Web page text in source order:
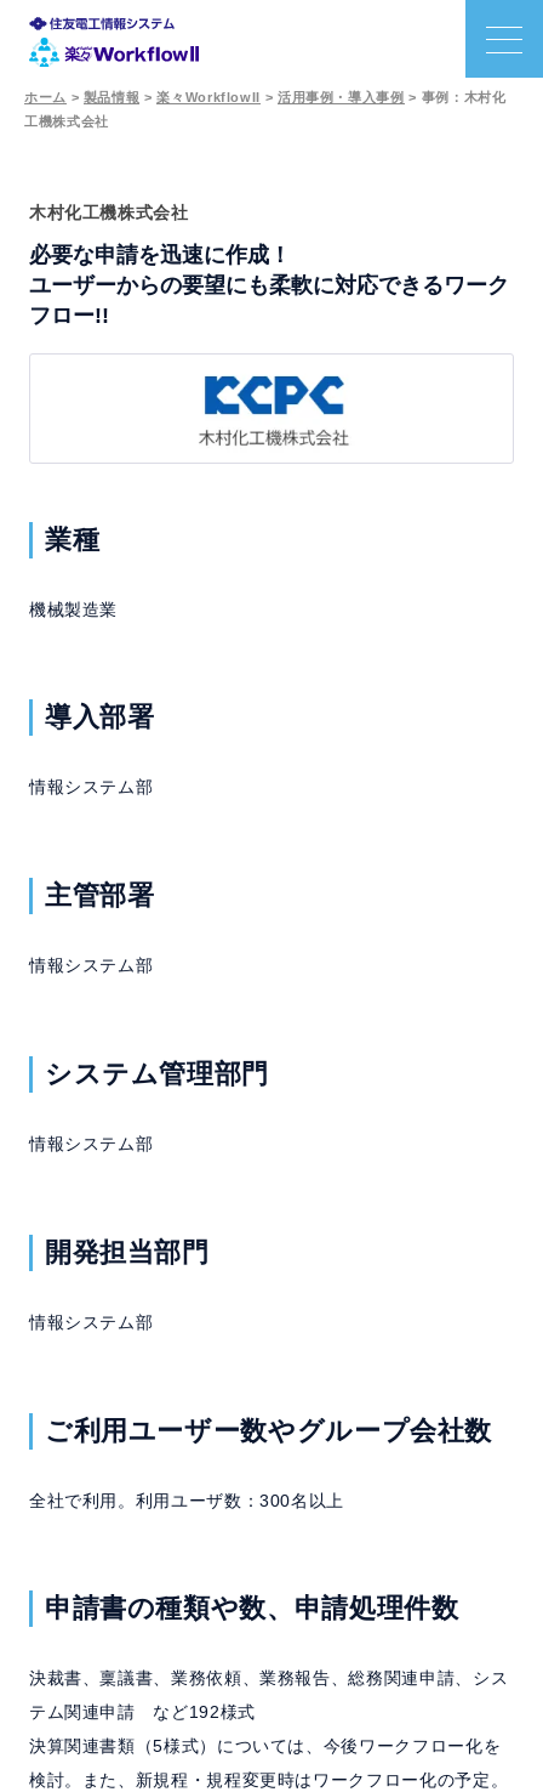
機能
利用シーン
よくある質問
セミナー
資料請求
ホーム > 製品情報 >楽々WorkflowII > 活用事例・導入事例 > 事例：木村化
工機株式会社
木村化工機株式会社
必要な申請を迅速に作成！
ユーザーからの要望にも柔軟に対応できるワーク
フロー!!
業種
機械製造業
導入部署
情報システム部
主管部署
情報システム部
システム管理部門
情報システム部
開発担当部門
情報システム部
ご利用ユーザー数やグループ会社数
全社で利用。利用ユーザ数：300名以上
申請書の種類や数、申請処理件数
決裁書、稟議書、業務依頼、業務報告、総務関連申請、シス
テム関連申請 など192様式
決算関連書類（5様式）については、今後ワークフロー化を
検討。また、新規程・規程変更時はワークフロー化の予定。